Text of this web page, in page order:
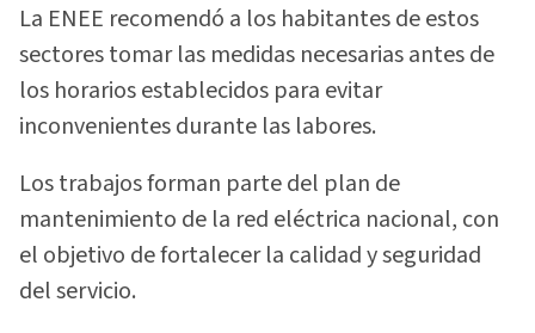
La ENEE recomendó a los habitantes de estos
sectores tomar las medidas necesarias antes de
los horarios establecidos para evitar
inconvenientes durante las labores.
Los trabajos forman parte del plan de
mantenimiento de la red eléctrica nacional, con
el objetivo de fortalecer la calidad y seguridad
del servicio.